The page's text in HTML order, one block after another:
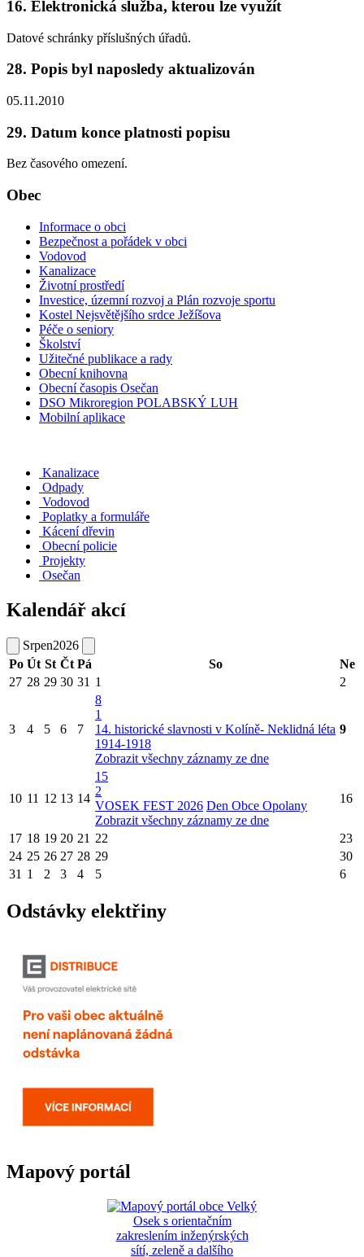
16. Elektronická služba, kterou lze využít
Datové schránky příslušných úřadů.
28. Popis byl naposledy aktualizován
05.11.2010
29. Datum konce platnosti popisu
Bez časového omezení.
Obec
Informace o obci
Bezpečnost a pořádek v obci
Vodovod
Kanalizace
Životní prostředí
Investice, územní rozvoj a Plán rozvoje sportu
Kostel Nejsvětějšího srdce Ježíšova
Péče o seniory
Školství
Užitečné publikace a rady
Obecní knihovna
Obecní časopis Osečan
DSO Mikroregion POLABSKÝ LUH
Mobilní aplikace
Kanalizace
Odpady
Vodovod
Poplatky a formuláře
Kácení dřevin
Obecní policie
Projekty
Osečan
Kalendář akcí
Srpen2026
Po Út St Čt Pá So
Ne
27 28 29 30 31 1 2
3 4 5 6 7
8
1
14. historické slavnosti v Kolíně- Neklidná léta
1914-1918
Zobrazit všechny záznamy ze dne
9
10 11 12 13 14
15
2
VOSEK FEST 2026 Den Obce Opolany
Zobrazit všechny záznamy ze dne
16
17 18 19 20 21 22
23
24 25 26 27 28 29
30
31 1 2 3 4 5 6
Odstávky elektřiny
Mapový portál